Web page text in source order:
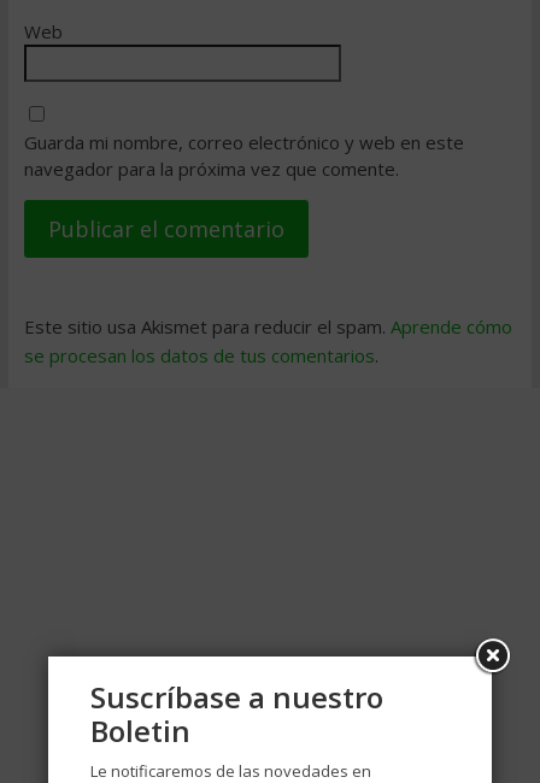
Web
Guarda mi nombre, correo electrónico y web en este
navegador para la próxima vez que comente.
Este sitio usa Akismet para reducir el spam. Aprende cómo
se procesan los datos de tus comentarios.
Suscríbase a nuestro
Boletin
Le notificaremos de las novedades en